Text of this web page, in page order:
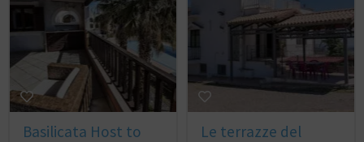
Basilicata Host to
Le terrazze del